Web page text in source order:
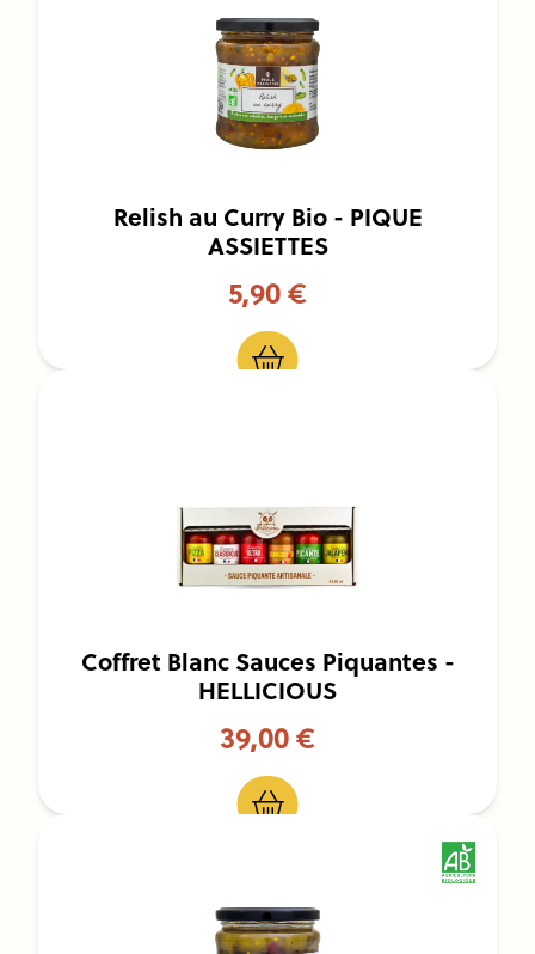
Relish au Curry Bio - PIQUE
ASSIETTES
5,90 €
Coffret Blanc Sauces Piquantes -
HELLICIOUS
39,00 €